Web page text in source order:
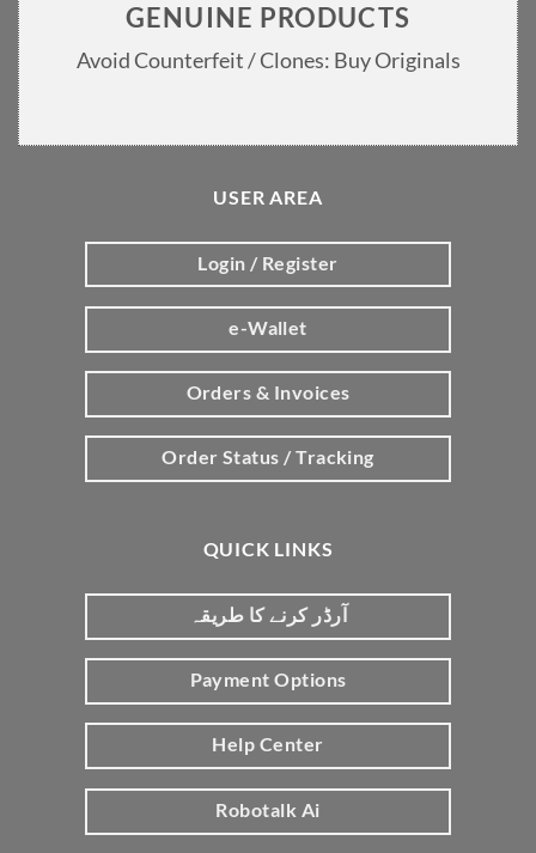
GENUINE PRODUCTS
Avoid Counterfeit / Clones: Buy Originals
USER AREA
Login / Register
e-Wallet
Orders & Invoices
Order Status / Tracking
QUICK LINKS
آرڈر کرنے کا طریقہ
Payment Options
Help Center
Robotalk Ai